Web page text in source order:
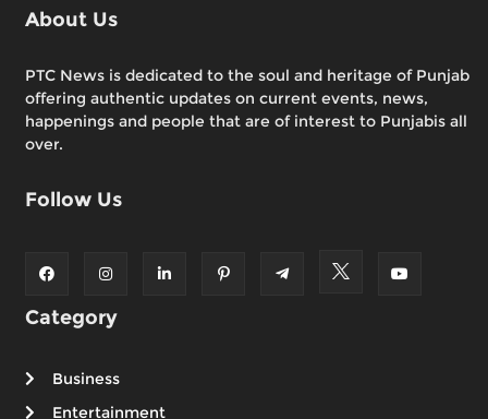
About Us
PTC News is dedicated to the soul and heritage of Punjab
offering authentic updates on current events, news,
happenings and people that are of interest to Punjabis all
over.
Follow Us
Category
Business
Entertainment